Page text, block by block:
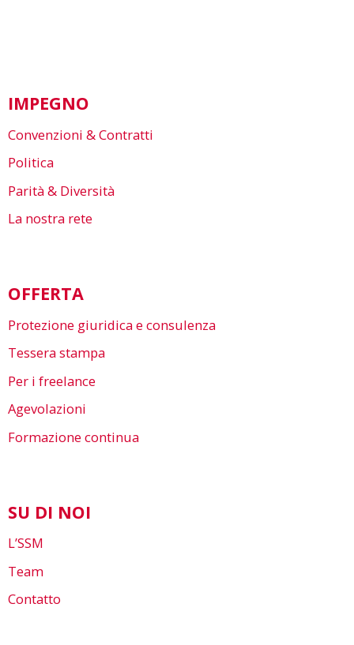
IMPEGNO
Convenzioni & Contratti
Politica
Parità & Diversità
La nostra rete
OFFERTA
Protezione giuridica e consulenza
Tessera stampa
Per i freelance
Agevolazioni
Formazione continua
SU DI NOI
L’SSM
Team
Contatto